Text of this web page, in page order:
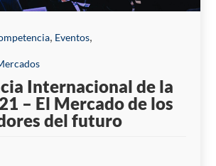
, Eventos,
Internacional de la
– El Mercado de los
del futuro